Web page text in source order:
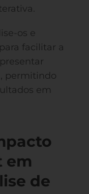
os e
facilitar a
permitindo
em
em
de